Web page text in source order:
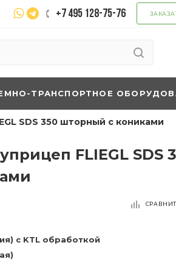
+7 495 128-75-76
ТРАНСПОРТНОЕ
SDS 350 шторный с кониками
FLIEGL SDS
c KTL обработкой